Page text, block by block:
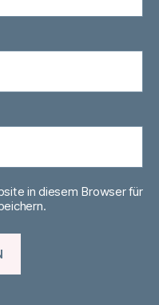
in diesem Browser für